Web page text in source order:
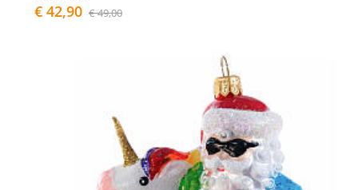
€ 42,90 € 49,00